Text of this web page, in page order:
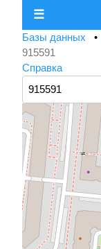
☰
Базы данных •
915591
Справка